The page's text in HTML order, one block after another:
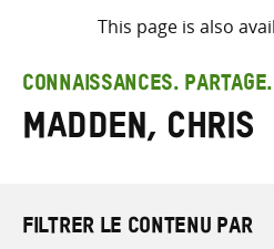
les
This page is also
CONNAISSANCES. PARTAGE.
Madden, Chris
FILTRER LE CONTENU PAR